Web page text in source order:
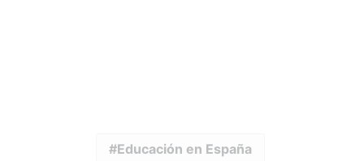
Educación en España